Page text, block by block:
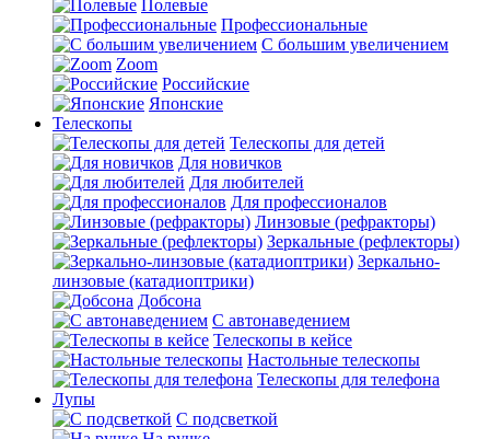
Полевые
Профессиональные
С большим увеличением
Zoom
Российские
Японские
Телескопы
Телескопы для детей
Для новичков
Для любителей
Для профессионалов
Линзовые (рефракторы)
Зеркальные (рефлекторы)
Зеркально-
линзовые (катадиоптрики)
Добсона
С автонаведением
Телескопы в кейсе
Настольные телескопы
Телескопы для телефона
Лупы
С подсветкой